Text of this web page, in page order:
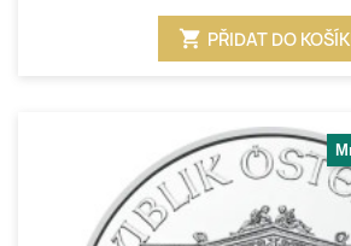
shopping_cart PŘIDAT DO